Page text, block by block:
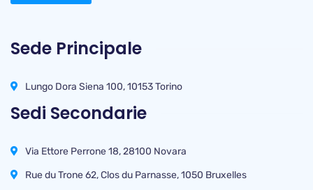
Sede Principale
Lungo Dora Siena 100, 10153 Torino
Sedi Secondarie
Via Ettore Perrone 18, 28100 Novara
Rue du Trone 62, Clos du Parnasse, 1050 Bruxelles